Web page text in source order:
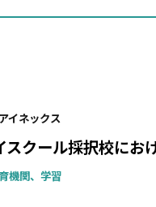
イネックス
スクール採択校にお
機関、学習